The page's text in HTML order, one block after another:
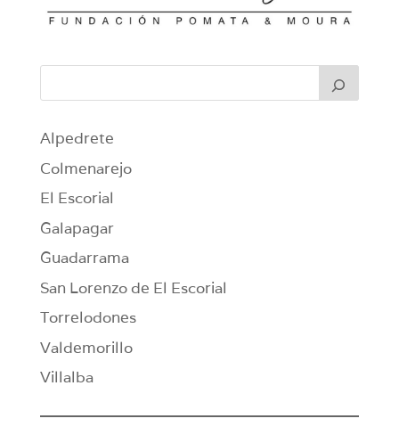
Alpedrete
Colmenarejo
El Escorial
Galapagar
Guadarrama
San Lorenzo de El Escorial
Torrelodones
Valdemorillo
Villalba